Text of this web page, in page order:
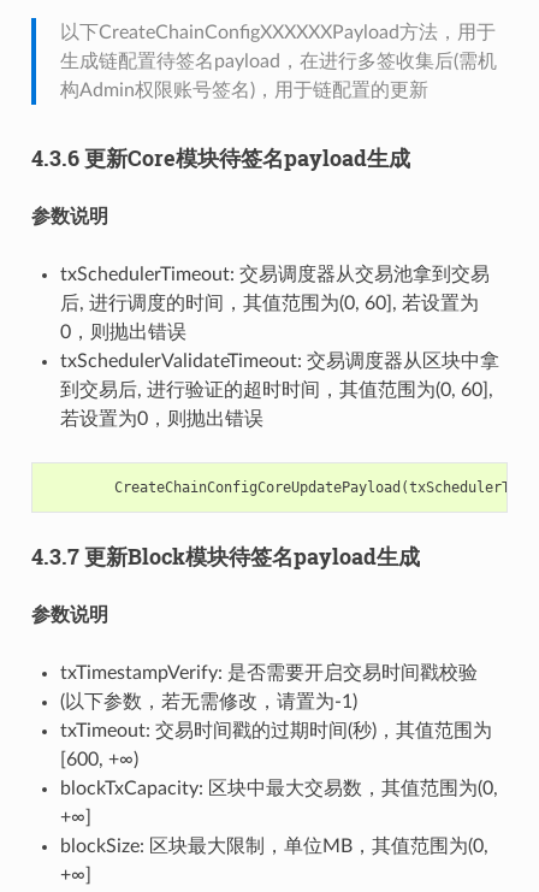
以下CreateChainConfigXXXXXXPayload方法，用于
生成链配置待签名payload，在进行多签收集后(需机
构Admin权限账号签名)，用于链配置的更新
4.3.6 更新Core模块待签名payload生成
参数说明
txSchedulerTimeout: 交易调度器从交易池拿到交易
后, 进行调度的时间，其值范围为(0, 60], 若设置为
0，则抛出错误
txSchedulerValidateTimeout: 交易调度器从区块中拿
到交易后, 进行验证的超时时间，其值范围为(0, 60],
若设置为0，则抛出错误
CreateChainConfigCoreUpdatePayload (
4.3.7 更新Block模块待签名payload生成
参数说明
txTimestampVerify: 是否需要开启交易时间戳校验
(以下参数，若无需修改，请置为-1)
txTimeout: 交易时间戳的过期时间(秒)，其值范围为
[600, +∞)
blockTxCapacity: 区块中最大交易数，其值范围为(0,
+∞]
blockSize: 区块最大限制，单位MB，其值范围为(0,
+∞]